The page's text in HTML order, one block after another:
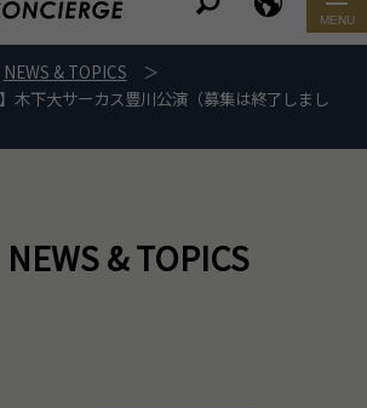
NEWS & TOPICS
木下大サーカス豊川公演（募集は終了しまし
NEWS & TOPICS